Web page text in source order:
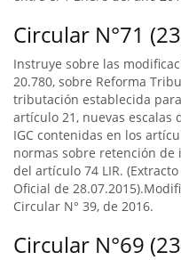
Circular N°71
Instruye sobre las
20.780, sobre Reforma
tributación establecida
artículo 21, nuevas escalas
IGC contenidas en los
normas sobre retención de
del artículo 74 LIR.
Oficial de
Circular N° 39, de 2016.
Circular N°69